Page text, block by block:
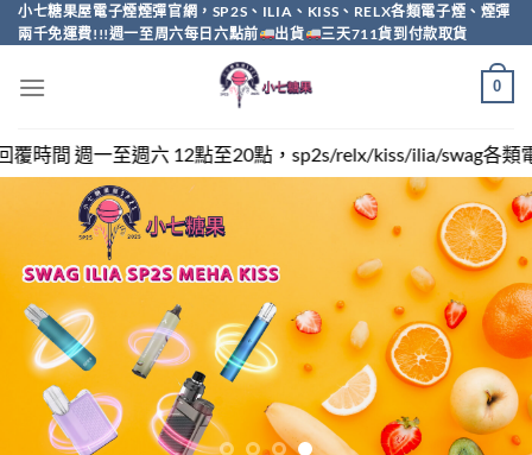
Skip
to
小七糖果屋電子煙煙彈官網，SP2S、ILIA、KISS、RELX各類電子煙、煙彈
兩千免運費!!!週一至周六每日六點前
出貨 三天711貨到付款取貨
0
20點，sp2s/relx/kiss/ilia/swag各類電子煙煙彈買越多越便宜